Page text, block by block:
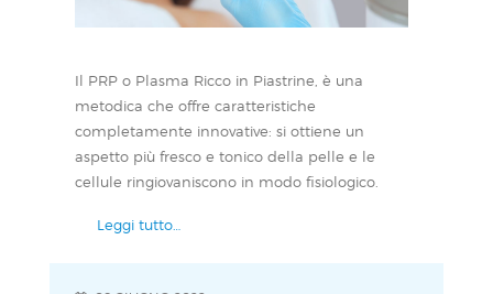
Il PRP o Plasma Ricco in Piastrine, è una
metodica che offre caratteristiche
completamente innovative: si ottiene un
aspetto più fresco e tonico della pelle e le
cellule ringiovaniscono in modo fisiologico.
Leggi tutto…